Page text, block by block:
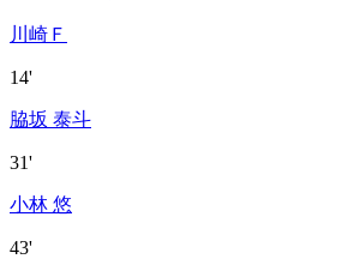
川崎Ｆ
14'
脇坂 泰斗
31'
小林 悠
43'